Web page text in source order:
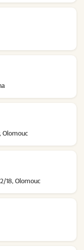
Olomouc
18, Olomouc